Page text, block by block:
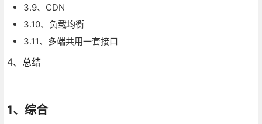
3.9、CDN
3.10、负载均衡
3.11、多端共用一套接口
4、总结
1、综合